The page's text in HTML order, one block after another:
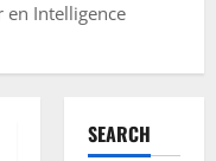
en Intelligence
SEARCH